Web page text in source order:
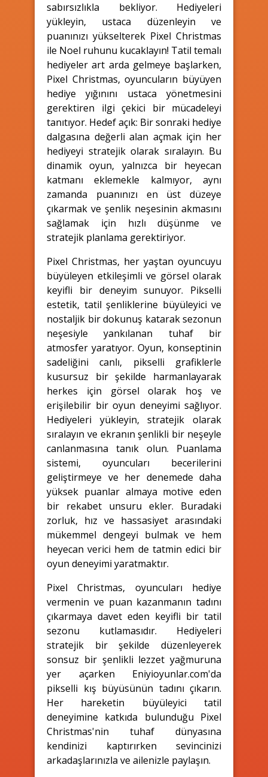
sabırsızlıkla bekliyor. Hediyeleri
yükleyin, ustaca düzenleyin ve
puanınızı yükselterek Pixel Christmas
ile Noel ruhunu kucaklayın! Tatil temalı
hediyeler art arda gelmeye başlarken,
Pixel Christmas, oyuncuların büyüyen
hediye yığınını ustaca yönetmesini
gerektiren ilgi çekici bir mücadeleyi
tanıtıyor. Hedef açık: Bir sonraki hediye
dalgasına değerli alan açmak için her
hediyeyi stratejik olarak sıralayın. Bu
dinamik oyun, yalnızca bir heyecan
katmanı eklemekle kalmıyor, aynı
zamanda puanınızı en üst düzeye
çıkarmak ve şenlik neşesinin akmasını
sağlamak için hızlı düşünme ve
stratejik planlama gerektiriyor.
Pixel Christmas, her yaştan oyuncuyu
büyüleyen etkileşimli ve görsel olarak
keyifli bir deneyim sunuyor. Pikselli
estetik, tatil şenliklerine büyüleyici ve
nostaljik bir dokunuş katarak sezonun
neşesiyle yankılanan tuhaf bir
atmosfer yaratıyor. Oyun, konseptinin
sadeliğini canlı, pikselli grafiklerle
kusursuz bir şekilde harmanlayarak
herkes için görsel olarak hoş ve
erişilebilir bir oyun deneyimi sağlıyor.
Hediyeleri yükleyin, stratejik olarak
sıralayın ve ekranın şenlikli bir neşeyle
canlanmasına tanık olun. Puanlama
sistemi, oyuncuları becerilerini
geliştirmeye ve her denemede daha
yüksek puanlar almaya motive eden
bir rekabet unsuru ekler. Buradaki
zorluk, hız ve hassasiyet arasındaki
mükemmel dengeyi bulmak ve hem
heyecan verici hem de tatmin edici bir
oyun deneyimi yaratmaktır.
Pixel Christmas, oyuncuları hediye
vermenin ve puan kazanmanın tadını
çıkarmaya davet eden keyifli bir tatil
sezonu kutlamasıdır. Hediyeleri
stratejik bir şekilde düzenleyerek
sonsuz bir şenlikli lezzet yağmuruna
yer açarken Eniyioyunlar.com'da
pikselli kış büyüsünün tadını çıkarın.
Her hareketin büyüleyici tatil
deneyimine katkıda bulunduğu Pixel
Christmas'nin tuhaf dünyasına
kendinizi kaptırırken sevincinizi
arkadaşlarınızla ve ailenizle paylaşın.